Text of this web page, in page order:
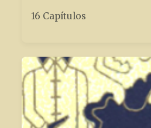
16 Capítulos